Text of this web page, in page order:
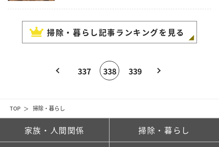
TOP 掃除・暮らし
掃除・暮らし記事ランキングを見る
337 338 339
家族・人間関係 掃除・暮らし